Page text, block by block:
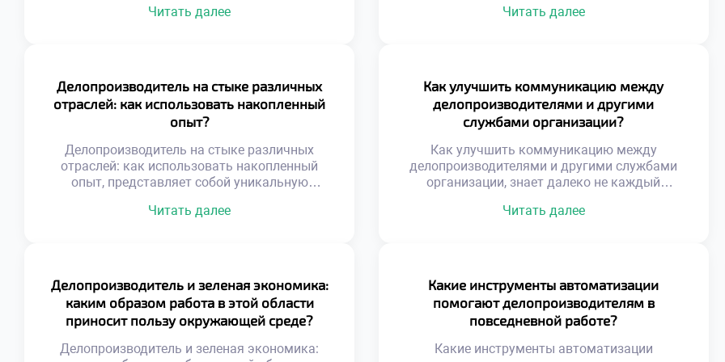
выбора карьеры. Эта профессия
выстраивает системы. Работа с информацией
развивает аналитическое мышление и
внимательность к деталям. Ответственность
за документы формирует зрелость и
дисциплину. Личностные качества
совершенствуются […]
Читать далее
первым рубежом защиты организации от
профилактика проблем отличает
профессионала высокого класса от обычного
исполнителя. Управление рисками требует
системного мышления и глубокого
понимания бизнес-процессов. Недостаточно
просто оформлять […]
Читать далее
Делопроизводитель на стыке различных
отраслей: как использовать накопленный
опыт?
Делопроизводитель на стыке различных
отраслей: как использовать накопленный
опыт, представляет собой уникальную
Универсальность навыков
разными индустриями и культурами.
Накопленный багаж знаний
трансформируется в конкурентное
преимущество на рынке труда. Переход из
одной отрасли в другую обогащает
Читать далее
Как улучшить коммуникацию между
делопроизводителями и другими
службами организации?
Как улучшить коммуникацию между
делопроизводителями и другими службами
организации, знает далеко не каждый
отделов является фундаментом успешной
связи напрямую определяет скорость бизнес-
процессов и общую результативность.
Конфликты и задержки часто возникают из-
за непонимания специфики смежных
функций. Сотрудники видят только свою […]
Читать далее
Делопроизводитель и зеленая экономика:
каким образом работа в этой области
приносит пользу окружающей среде?
Делопроизводитель и зеленая экономика:
Какие инструменты автоматизации
помогают делопроизводителям в
повседневной работе?
Какие инструменты автоматизации